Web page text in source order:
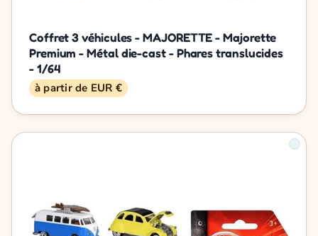
Coffret 3 véhicules - MAJORETTE - Majorette
Premium - Métal die-cast - Phares translucides
- 1/64
à partir de EUR €